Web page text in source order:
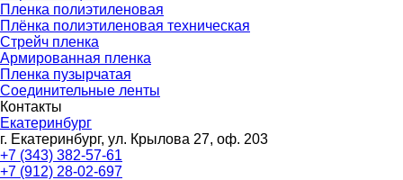
Пленка полиэтиленовая
Плёнка полиэтиленовая техническая
Стрейч пленка
Армированная пленка
Пленка пузырчатая
Соединительные ленты
Контакты
Екатеринбург
г. Екатеринбург, ул. Крылова 27, оф. 203
+7 (343) 382-57-61
+7 (912) 28-02-697